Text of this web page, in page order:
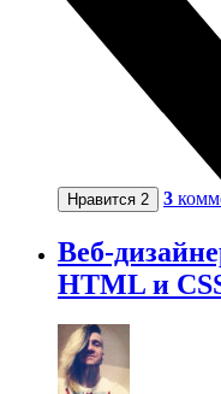
Нравится 2 3
Веб-
HTML и